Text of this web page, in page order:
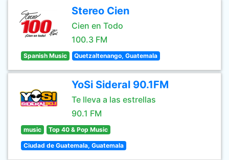
Stereo Cien
Cien en Todo
100.3 FM
Spanish Music Quetzaltenango, Guatemala
YoSi Sideral 90.1FM
Te lleva a las estrellas
90.1 FM
music Top 40 & Pop Music
Ciudad de Guatemala, Guatemala